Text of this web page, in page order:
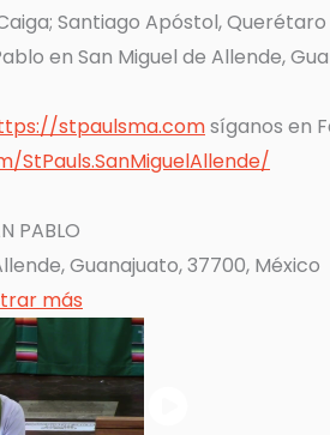
Santiago Apóstol, Querétaro
en San Miguel de Allende,
stpaulsma.comsíganos en
PABLO
Guanajuato, 37700, México
más